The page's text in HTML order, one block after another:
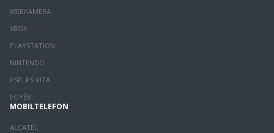
WEBKAMERA
XBOX
PLAYSTATION
NINTENDO
PSP, PS VITA
EGYÉB
MOBILTELEFON
ALCATEL